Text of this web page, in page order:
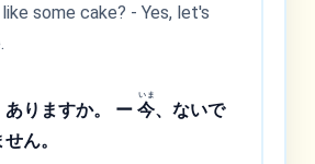
some cake? - Yes, let's
ありますか。 ー今
いま
、ないで
ん。